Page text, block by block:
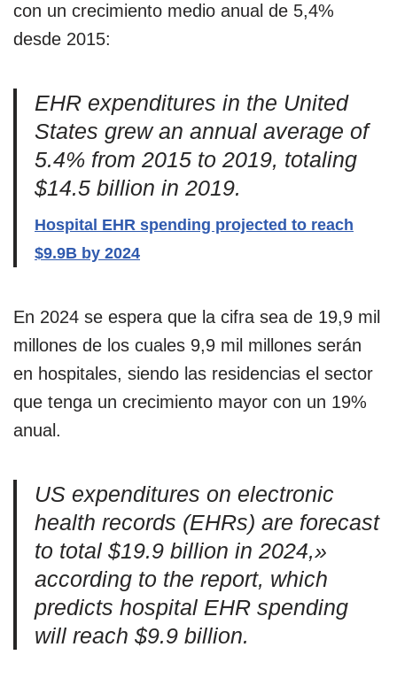
con un crecimiento medio anual de 5,4%
desde 2015:
EHR expenditures in the United
States grew an annual average of
5.4% from 2015 to 2019, totaling
$14.5 billion in 2019.
Hospital EHR spending projected to reach
$9.9B by 2024
En 2024 se espera que la cifra sea de 19,9 mil
millones de los cuales 9,9 mil millones serán
en hospitales, siendo las residencias el sector
que tenga un crecimiento mayor con un 19%
anual.
US expenditures on electronic
health records (EHRs) are forecast
to total $19.9 billion in 2024,»
according to the report, which
predicts hospital EHR spending
will reach $9.9 billion.